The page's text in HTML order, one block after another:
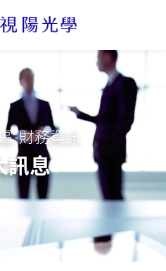
-財務資訊
訊息